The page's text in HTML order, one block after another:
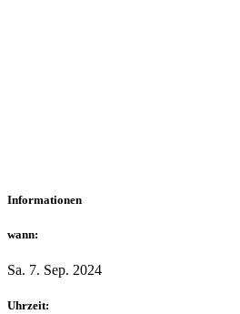
Informationen
wann:
Sa. 7. Sep. 2024
Uhrzeit: